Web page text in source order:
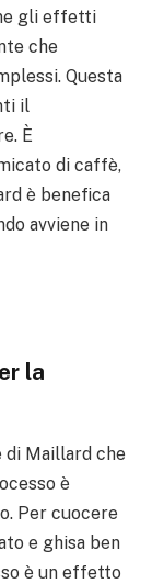
gli effetti
che
Questa
il
È
di caffè,
è benefica
avviene in
la
di Maillard che
è
Per cuocere
e ghisa ben
è un effetto